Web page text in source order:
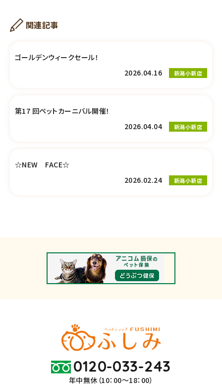
関連記事
ゴールデンウィークセール！
2026.04.16
新潟小新店
第17 回ペットカーニバル開催！
2026.04.04
新潟小新店
☆NEW FACE☆
2026.02.24
新潟小新店
0120-033-243
年中無休（10：00～18：00）